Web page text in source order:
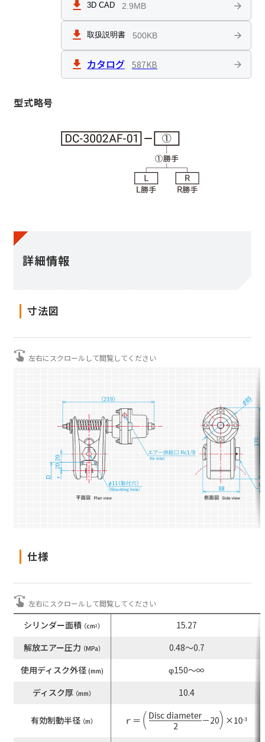
油圧発生装置
遠心クラッチ
トルクから選ぶ
遠心ブレーキ 選定システム
3D CAD 2.9MB
取扱説明書 500KB
カタログ 587KB
型式略号
詳細情報
寸法図
仕様
シリンダー面積 （cm2）
15.27
解放エアー圧力 （MPa）
0.48～0.7
使用ディスク外径 (mm)
φ150～∞
ディスク厚 （mm） 10.4
有効制動半径 （m） －20